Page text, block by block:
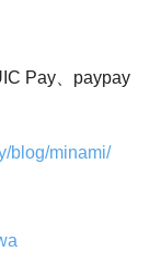
Pay、paypay
blog/minami/